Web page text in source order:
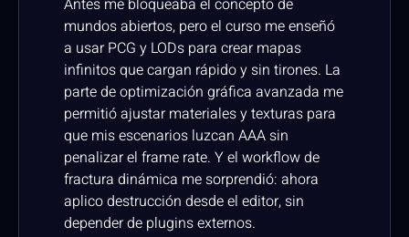
Antes me bloqueaba el concepto de
mundos abiertos, pero el curso me enseñó
a usar PCG y LODs para crear mapas
infinitos que cargan rápido y sin tirones. La
parte de optimización gráfica avanzada me
permitió ajustar materiales y texturas para
que mis escenarios luzcan AAA sin
penalizar el frame rate. Y el workflow de
fractura dinámica me sorprendió: ahora
aplico destrucción desde el editor, sin
depender de plugins externos.